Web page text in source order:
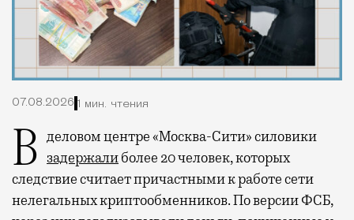
07.08.2026 1 мин. чтения
В деловом центре «Москва-Сити» силовики
задержалиболее 20 человек, которых
следствие считает причастными к работе сети
нелегальных криптообменников. По версии ФСБ,